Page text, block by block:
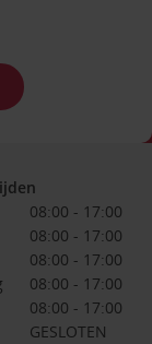
08:00 - 17:00
08:00 - 17:00
08:00 - 17:00
08:00 - 17:00
08:00 - 17:00
GESLOTEN